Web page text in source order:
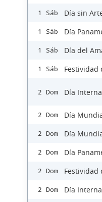
1 Sáb Día sin
1 Sáb Día
1 Sáb Día del
1 Sáb Festividad
2 Dom Día
2 Dom Día
2 Dom Día
2 Dom Día
2 Dom Festividad
2 Dom Día